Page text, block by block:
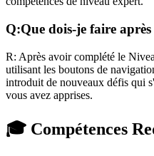
Q:Que dois-je faire
R: Après avoir complété le
utilisant les boutons de
introduit de nouveaux défis qui
vous avez apprises.
🎓 Compétences